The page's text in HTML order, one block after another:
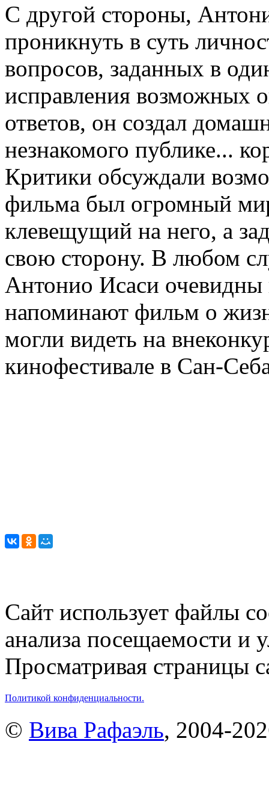
С другой стороны,
проникнуть в суть
вопросов, заданных в
исправления возможных
ответов, он создал
незнакомого публике...
Критики обсуждали
фильма был огромный
клевещущий на него, а
свою сторону. В любом
Антонио Исаси
напоминают фильм о
могли видеть на
кинофестивале в Сан-
Сайт использует файлы
анализа посещаемости и
Просматривая страницы
Политикой конфиденциальности.
© Вива Рафаэль, 2004-